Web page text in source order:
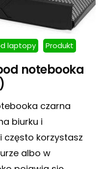
laptopy Produkt
notebooka
czarna
biurku i
często korzystasz
albo w